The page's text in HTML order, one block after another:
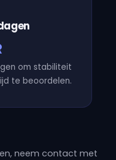
om stabiliteit
te beoordelen.
neem contact met